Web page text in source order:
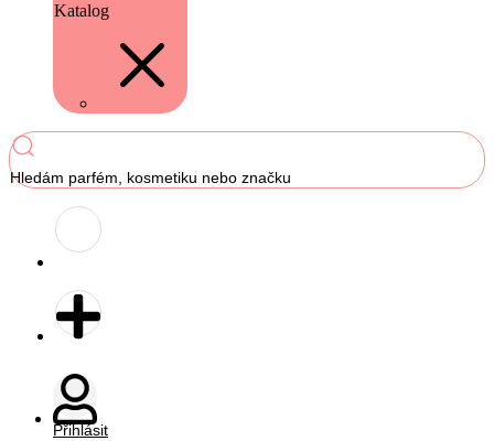
Katalog
Hledám parfém, kosmetiku nebo značku
Přihlásit